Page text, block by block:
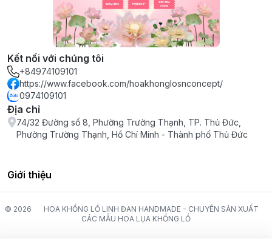
Kết nối với chúng tôi
+84974109101
https://www.facebook.com/hoakhonglosnconcept/
0974109101
Địa chỉ
74/32 Đường số 8, Phường Trường Thạnh, TP. Thủ Đức,
Phường Trường Thạnh, Hồ Chí Minh - Thành phố Thủ Đức
Giới thiệu
© 2026
HOA KHỔNG LỒ LINH ĐAN HANDMADE - CHUYÊN SẢN XUẤT
CÁC MẪU HOA LỤA KHỔNG LỒ